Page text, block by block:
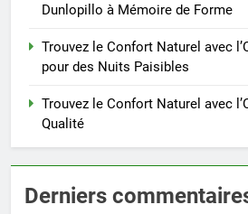
Dunlopillo à Mémoire de Forme
Trouvez le Confort Naturel avec
pour des Nuits Paisibles
Trouvez le Confort Naturel avec
Qualité
Derniers